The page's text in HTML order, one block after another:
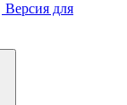
Версия для